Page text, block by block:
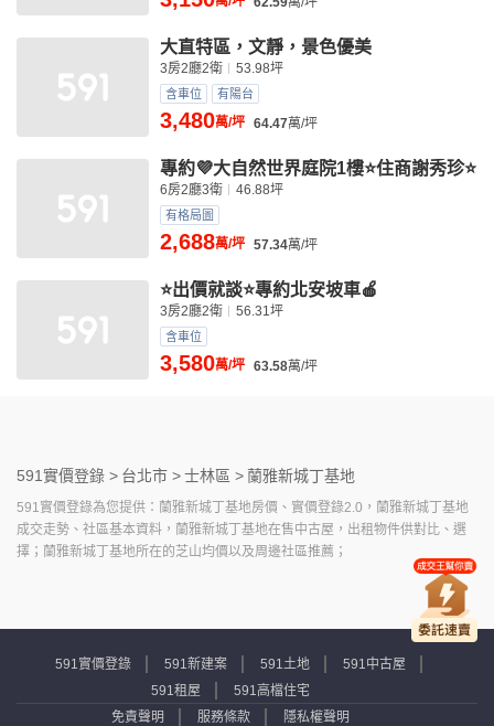
大直特區，文靜，景色優美
3房2廳2衛 53.98坪
含車位 有陽台
3,480萬/坪 64.47萬/坪
專約💜大自然世界庭院1樓⭐️住商謝秀珍⭐️
6房2廳3衛 46.88坪
有格局圖
2,688萬/坪 57.34萬/坪
⭐出價就談⭐專約北安坡車🍎
3房2廳2衛 56.31坪
含車位
3,580萬/坪 63.58萬/坪
591實價登錄 > 台北市 >士林區 > 蘭雅新城丁基地
591實價登錄為您提供：蘭雅新城丁基地房價、實價登錄2.0，蘭雅新城丁基地
成交走勢、社區基本資料，蘭雅新城丁基地在售中古屋，出租物件供對比、選
擇；蘭雅新城丁基地所在的芝山均價以及周邊社區推薦；
591實價登錄 591新建案 591土地
591中古屋
591租屋
591高檔住宅
免責聲明
服務條款 隱私權聲明